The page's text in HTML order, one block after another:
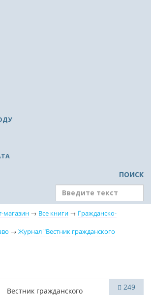
ПОИСК
магазин → Все книги → Гражданско-
→ Журнал "Вестник гражданского
249